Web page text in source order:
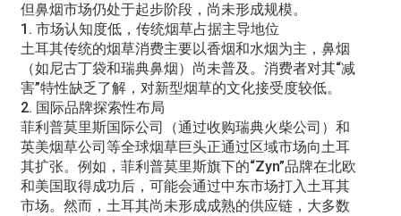
但鼻烟市场仍处于起步阶段，尚未形成规模。
1. 市场认知度低，传统烟草占据主导地位
土耳其传统的烟草消费主要以香烟和水烟为主，鼻烟
（如尼古丁袋和瑞典鼻烟）尚未普及。消费者对其“减
害”特性缺乏了解，对新型烟草的文化接受度较低。
2. 国际品牌探索性布局
菲利普莫里斯国际公司（通过收购瑞典火柴公司）和
英美烟草公司等全球烟草巨头正通过区域市场向土耳
其扩张。例如，菲利普莫里斯旗下的“Zyn”品牌在北欧
和美国取得成功后，可能会通过中东市场打入土耳其
市场。然而，土耳其尚未形成成熟的供应链，大多数